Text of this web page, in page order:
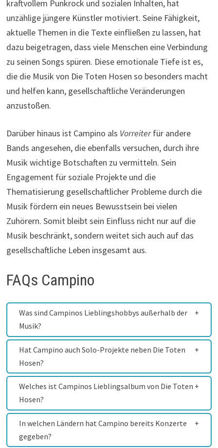
kraftvollem Punkrock und sozialen Inhalten, hat
unzählige jüngere Künstler motiviert. Seine Fähigkeit,
aktuelle Themen in die Texte einfließen zu lassen, hat
dazu beigetragen, dass viele Menschen eine Verbindung
zu seinen Songs spüren. Diese emotionale Tiefe ist es,
die die Musik von Die Toten Hosen so besonders macht
und helfen kann, gesellschaftliche Veränderungen
anzustoßen.
Darüber hinaus ist Campino als Vorreiterfür andere
Bands angesehen, die ebenfalls versuchen, durch ihre
Musik wichtige Botschaften zu vermitteln. Sein
Engagement für soziale Projekte und die
Thematisierung gesellschaftlicher Probleme durch die
Musik fördern ein neues Bewusstsein bei vielen
Zuhörern. Somit bleibt sein Einfluss nicht nur auf die
Musik beschränkt, sondern weitet sich auch auf das
gesellschaftliche Leben insgesamt aus.
FAQs Campino
Was sind Campinos Lieblingshobbys außerhalb der
Musik?
Hat Campino auch Solo-Projekte neben Die Toten
Hosen?
Welches ist Campinos Lieblingsalbum von Die Toten
Hosen?
In welchen Ländern hat Campino bereits Konzerte
gegeben?